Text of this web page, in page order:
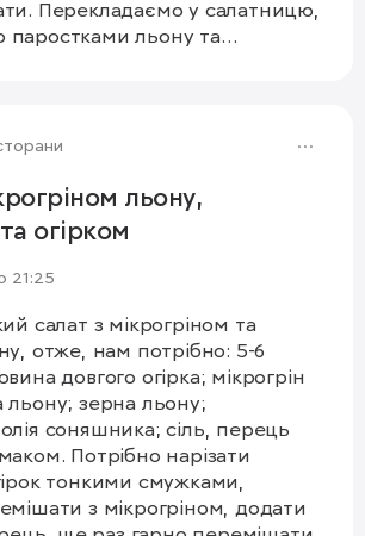
Перекладаємо у салатницю,
льону та
льону,
огірком
21:25
салат з мікрогріном та
отже, нам потрібно: 5-6
довгого огірка; мікрогрін
льону; зерна льону;
соняшника; сіль, перець
Потрібно нарізати
тонкими смужками,
з мікрогріном, додати